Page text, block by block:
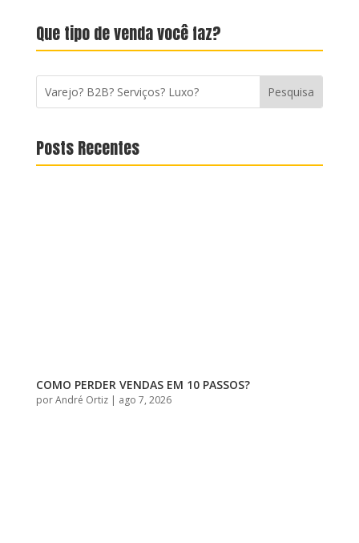
Que tipo de venda você faz?
Posts Recentes
COMO PERDER VENDAS EM 10 PASSOS?
porAndré Ortiz| ago 7, 2026